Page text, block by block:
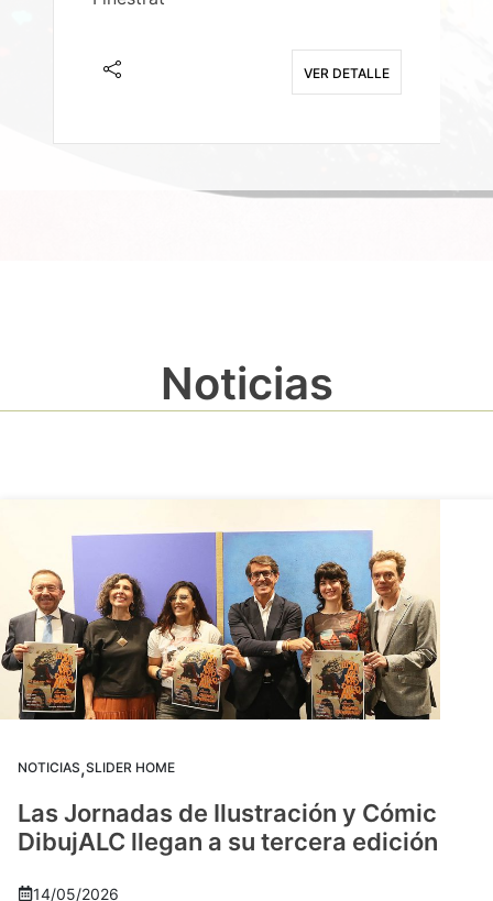
VER DETALLE
Noticias
NOTICIAS,SLIDER HOME
Las Jornadas de Ilustración y Cómic
DibujALC llegan a su tercera edición
14/05/2026